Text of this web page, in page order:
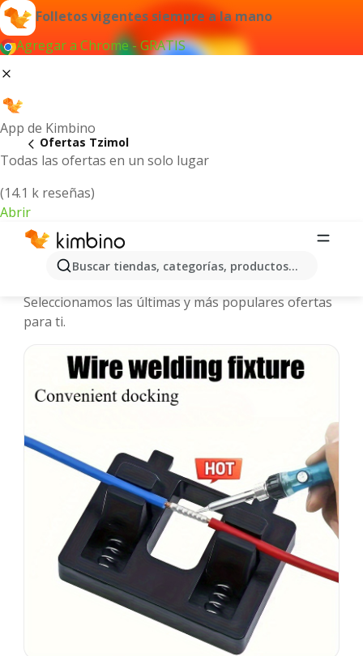
Folletos vigentes siempre a la mano
Agregar a Chrome - GRATIS
App de Kimbino
Todas las ofertas en un solo lugar
(14.1 k reseñas)
Abrir
Buscar tiendas, categorías, productos...
Ofertas Tzimol
Tzimol - Folletos y ofertas más
Seleccionamos las últimas y más populares ofertas
para ti.